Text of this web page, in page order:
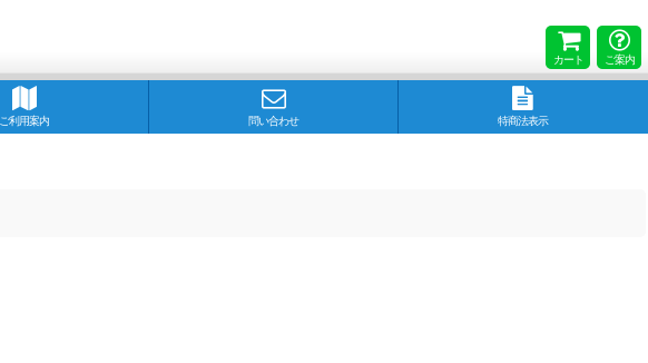
カート ご案内
ご利用案内 問い合わせ 特商法表示